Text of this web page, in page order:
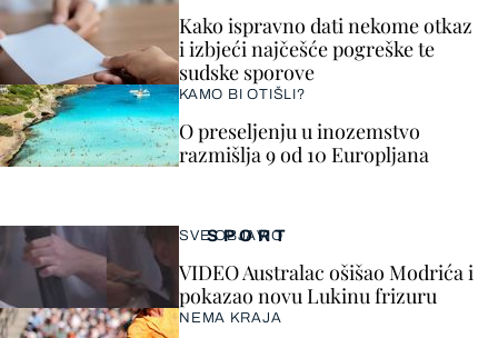
SPORT
SVE OBJAVIO
VIDEO Australac ošišao Modrića i
pokazao novu Lukinu frizuru
NEMA KRAJA
Kako ispravno dati nekome otkaz
i izbjeći najčešće pogreške te
sudske sporove
KAMO BI OTIŠLI?
O preseljenju u inozemstvo
razmišlja 9 od 10 Europljana